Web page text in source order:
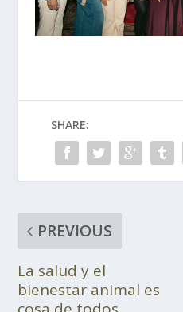
SHARE:
PREVIOUS
La salud y el
bienestar animal es